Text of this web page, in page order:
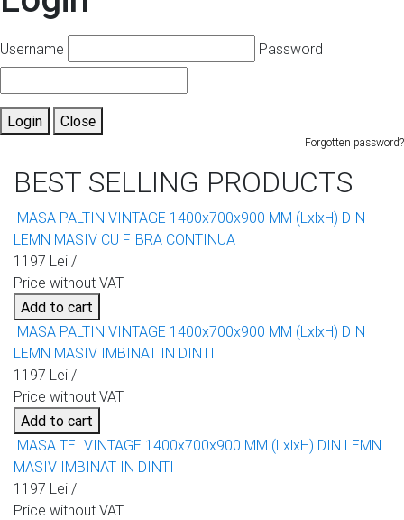
Username Password
Login Close
Forgotten password?
BEST SELLING PRODUCTS
MASA PALTIN VINTAGE 1400x700x900 MM (LxlxH) DIN
LEMN MASIV CU FIBRA CONTINUA
1197 Lei /
Price without VAT
Add to cart
MASA PALTIN VINTAGE 1400x700x900 MM (LxlxH) DIN
LEMN MASIV IMBINAT IN DINTI
1197 Lei /
Price without VAT
Add to cart
MASA TEI VINTAGE 1400x700x900 MM (LxlxH) DIN LEMN
MASIV IMBINAT IN DINTI
1197 Lei /
Price without VAT